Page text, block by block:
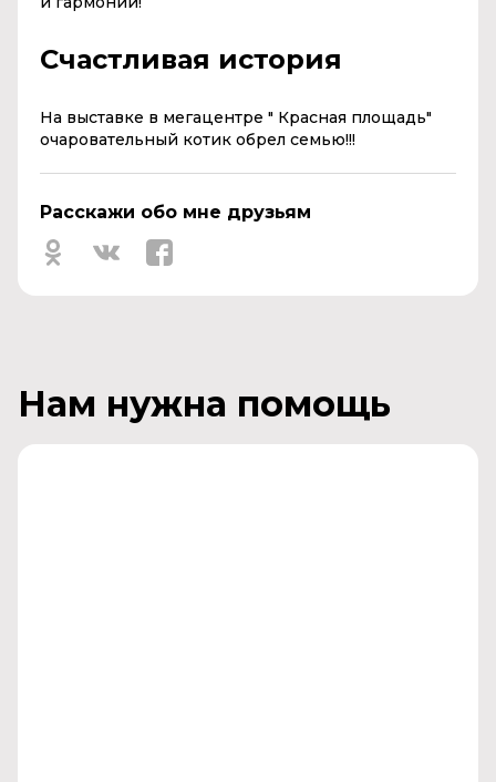
Счастливая история
На выставке в мегацентре " Красная площадь"
очаровательный котик обрел семью!!!
Расскажи обо мне друзьям
Нам нужна помощь